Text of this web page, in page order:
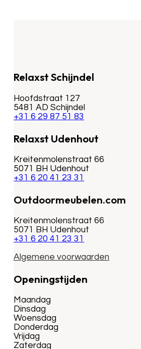
Relaxst Schijndel
Hoofdstraat 127
5481 AD Schijndel
+31 6 29 87 51 83
Relaxst Udenhout
Kreitenmolenstraat 66
5071 BH Udenhout
+31 6 20 41 23 31
Outdoormeubelen.com
Kreitenmolenstraat 66
5071 BH Udenhout
+31 6 20 41 23 31
Algemene voorwaarden
Openingstijden
Maandag
Dinsdag
Woensdag
Donderdag
Vrijdag
Zaterdag